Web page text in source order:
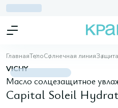
ГлавнаяТелоСолнечная линия
VICHY
Масло солцезащитное
Capital Soleil